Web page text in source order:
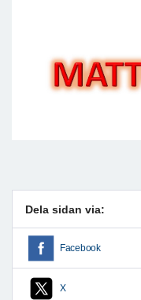
Dela sidan via:
Facebook
X